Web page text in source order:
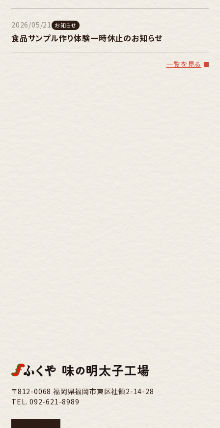
2026/05/21 お知らせ
食品サンプル作り体験一時休止のお知らせ
一覧を見る
〒812-0068 福岡県福岡市東区社領2-14-28
TEL. 092-621-8989